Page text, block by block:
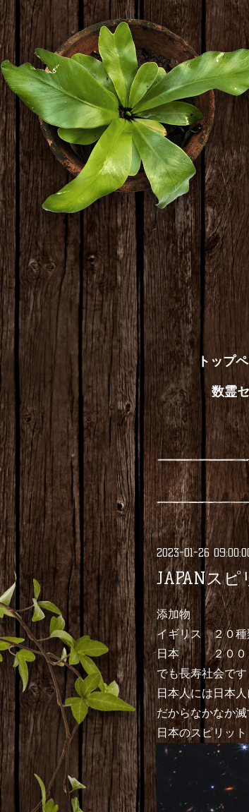
トップ
数霊
2023-01-26
JAPANスピ
添加物
イギリス ２０種
日本 ２００
でも長寿社会です
日本人には日本
だからなかなか滅
日本のスピリッ